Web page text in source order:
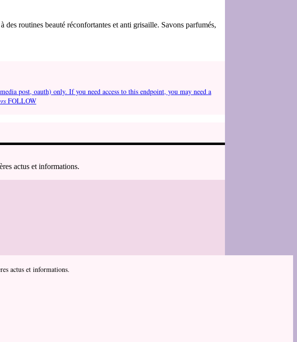
des routines beauté réconfortantes et anti grisaille. Savons parfumés,
post, oauth) only. If you need access to this endpoint, you may need a
FOLLOW
actus et informations.
actus et informations.